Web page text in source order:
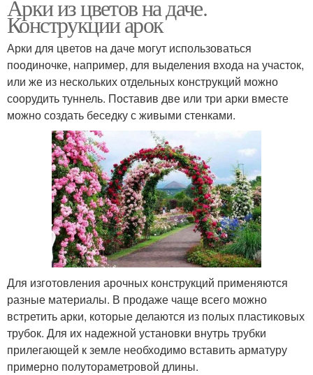
Арки из цветов на даче.
Конструкции арок
Арки для цветов на даче могут использоваться
поодиночке, например, для выделения входа на участок,
или же из нескольких отдельных конструкций можно
соорудить туннель. Поставив две или три арки вместе
можно создать беседку с живыми стенками.
Для изготовления арочных конструкций применяются
разные материалы. В продаже чаще всего можно
встретить арки, которые делаются из полых пластиковых
трубок. Для их надежной установки внутрь трубки
прилегающей к земле необходимо вставить арматуру
примерно полутораметровой длины.